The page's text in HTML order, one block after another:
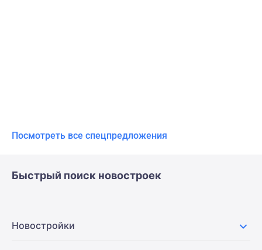
Посмотреть все спецпредложения
Быстрый поиск новостроек
Новостройки